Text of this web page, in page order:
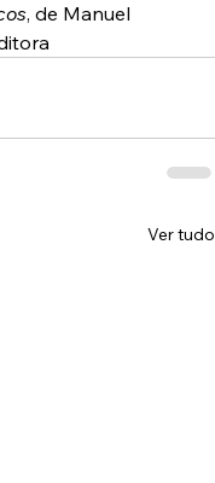
, de Manuel
Ver tudo